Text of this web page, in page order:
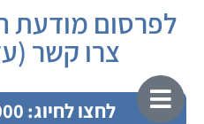
לפרסום
צרו קשר
לחצו לחיוג: 077-9971000